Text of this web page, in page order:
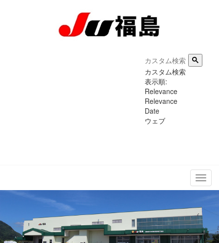
カスタム検索
表示順:
Relevance
Relevance
Date
ウェブ
メ
ニ
ー